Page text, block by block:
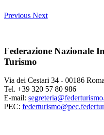
Previous Next
Federazione Nazionale
Turismo
Via dei Cestari 34 - 00186
Tel. +39 320 57 80 986
E-mail:
PEC: